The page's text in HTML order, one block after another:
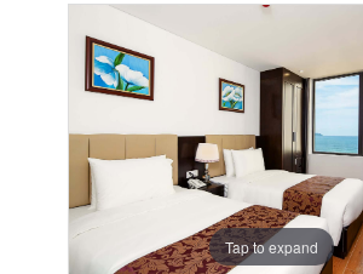
Tap to expand
Tap to expand
Tap to expand
Tap to expand
Tap to expand
Tap to expand
Tap to expand
Tap to expand